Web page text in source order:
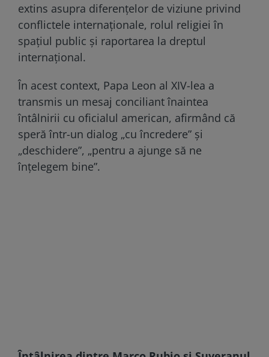
extins asupra diferențelor de viziune privind
conflictele internaționale, rolul religiei în
spațiul public și raportarea la dreptul
internațional.
În acest context, Papa Leon al XIV-lea a
transmis un mesaj conciliant înaintea
întâlnirii cu oficialul american, afirmând că
speră într-un dialog „cu încredere” și
„deschidere”, „pentru a ajunge să ne
înțelegem bine”.